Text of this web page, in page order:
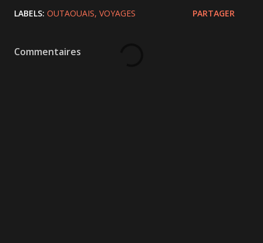
LABELS: OUTAOUAIS VOYAGES PARTAGER
Commentaires